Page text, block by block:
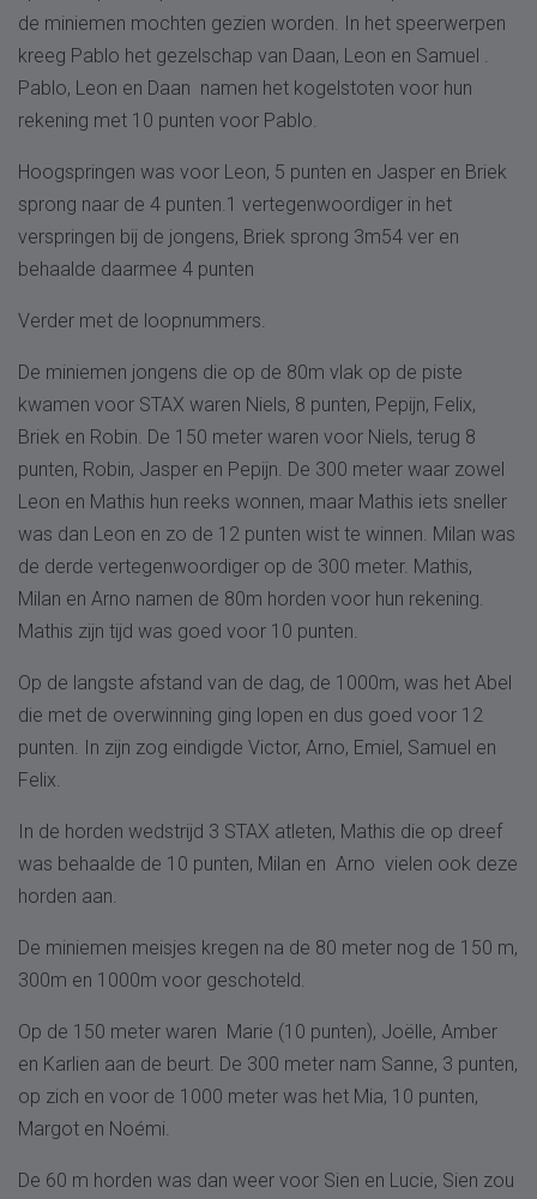
de miniemen mochten gezien worden. In het speerwerpen
kreeg Pablo het gezelschap van Daan, Leon en Samuel .
Pablo, Leon en Daan namen het kogelstoten voor hun
rekening met 10 punten voor Pablo.
Hoogspringen was voor Leon, 5 punten en Jasper en Briek
sprong naar de 4 punten.1 vertegenwoordiger in het
verspringen bij de jongens, Briek sprong 3m54 ver en
behaalde daarmee 4 punten
Verder met de loopnummers.
De miniemen jongens die op de 80m vlak op de piste
kwamen voor STAX waren Niels, 8 punten, Pepijn, Felix,
Briek en Robin. De 150 meter waren voor Niels, terug 8
punten, Robin, Jasper en Pepijn. De 300 meter waar zowel
Leon en Mathis hun reeks wonnen, maar Mathis iets sneller
was dan Leon en zo de 12 punten wist te winnen. Milan was
de derde vertegenwoordiger op de 300 meter. Mathis,
Milan en Arno namen de 80m horden voor hun rekening.
Mathis zijn tijd was goed voor 10 punten.
Op de langste afstand van de dag, de 1000m, was het Abel
die met de overwinning ging lopen en dus goed voor 12
punten. In zijn zog eindigde Victor, Arno, Emiel, Samuel en
Felix.
In de horden wedstrijd 3 STAX atleten, Mathis die op dreef
was behaalde de 10 punten, Milan en Arno vielen ook deze
horden aan.
De miniemen meisjes kregen na de 80 meter nog de 150 m,
300m en 1000m voor geschoteld.
Op de 150 meter waren Marie (10 punten), Joëlle, Amber
en Karlien aan de beurt. De 300 meter nam Sanne, 3 punten,
op zich en voor de 1000 meter was het Mia, 10 punten,
Margot en Noémi.
De 60 m horden was dan weer voor Sien en Lucie, Sien zou